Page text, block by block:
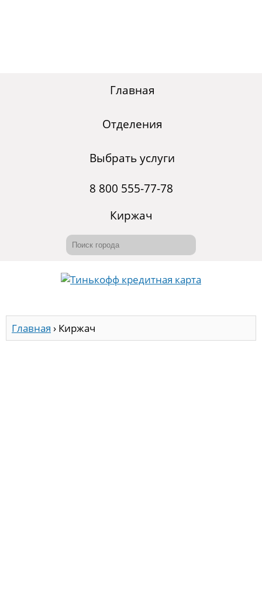
Главная
Отделения
Выбрать услуги
8 800 555-77-78
Киржач
Главная › Киржач